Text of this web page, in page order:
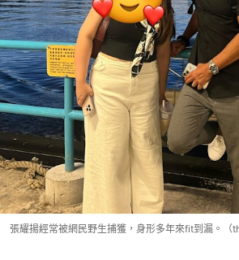
張耀揚經常被網民野生捕獲，身形多年來fit到漏。（